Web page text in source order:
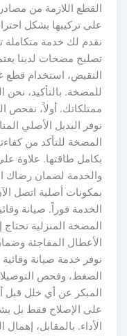
القطع اللازمة من
على تركيبها بشكل
نقدم لك خدمة
تصليح مضخات لدينا
النقيض، استخدام قطع
للمضخة. بالتأكيد، نحن
ممتلكاتك. أولاً، نفحص
نوفر البديل الأصلي
المضخة للتأكد من
بكامل طاقتها. علاوة
والخدمة لضمان رضاك
الخدمة فوراً. صيانة
المضخة المنزلية تحتاج
الأعطال المفاجئة
نوفر خدمة صيانة
الضغط، وفحص
المبكر عن أي خلل قبل
على الإصلاح فقط بل
الأداء. بالمقابل،